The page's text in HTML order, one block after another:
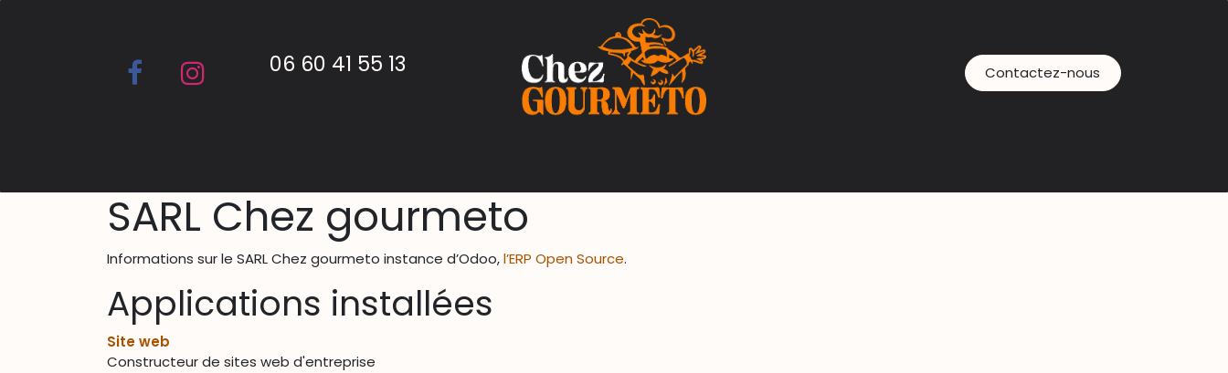
06 60 41 55 13 Contactez-nous
SARL Chez gourmeto
Informations sur le SARL Chez gourmeto instance d’Odoo,l’ERP Open Source.
Applications installées
Site web
Constructeur de sites web d'entreprise